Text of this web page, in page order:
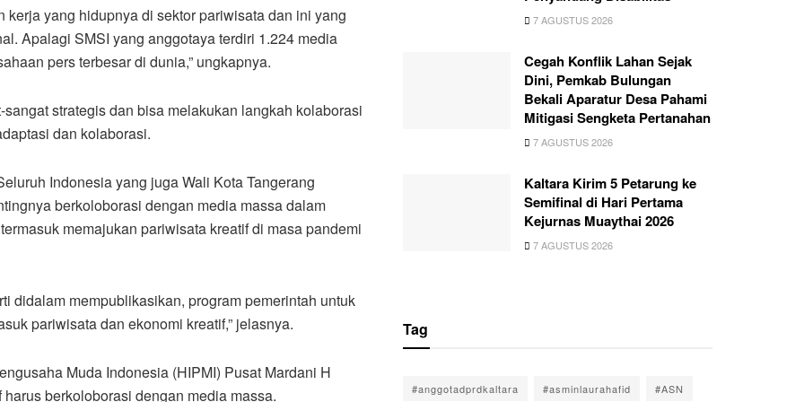
yang hidupnya di sektor pariwisata dan ini yang
Apalagi SMSI yang anggotaya terdiri 1.224 media
pers terbesar di dunia,” ungkapnya.
strategis dan bisa melakukan langkah kolaborasi
dan kolaborasi.
Indonesia yang juga Wali Kota Tangerang
berkoloborasi dengan media massa dalam
memajukan pariwisata kreatif di masa pandemi
didalam mempublikasikan, program pemerintah untuk
pariwisata dan ekonomi kreatif,” jelasnya.
Muda Indonesia (HIPMI) Pusat Mardani H
berkoloborasi dengan media massa.
7 AGUSTUS 2026
Cegah Konflik Lahan Sejak
Dini, Pemkab Bulungan
Bekali Aparatur Desa Pahami
Mitigasi Sengketa Pertanahan
7 AGUSTUS 2026
Kaltara Kirim 5 Petarung ke
Semifinal di Hari Pertama
Kejurnas Muaythai 2026
7 AGUSTUS 2026
Tag
#anggotadprdkaltara #asminlaurahafid #ASN